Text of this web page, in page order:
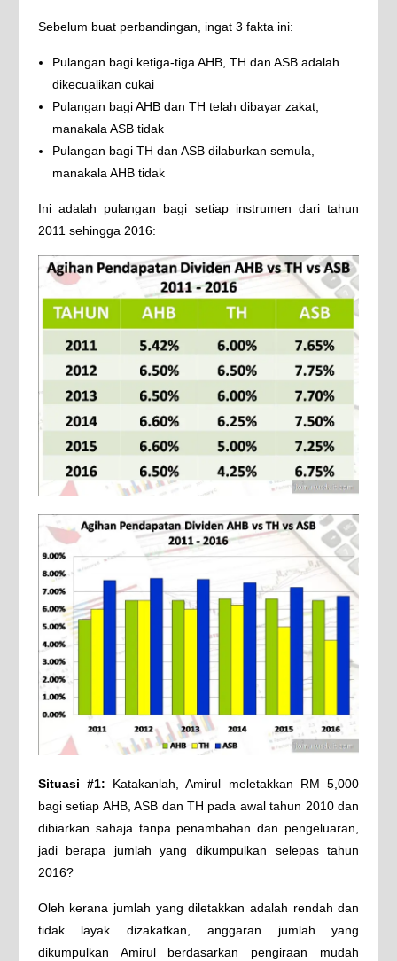
Sebelum buat perbandingan, ingat 3 fakta ini:
Pulangan bagi ketiga-tiga AHB, TH dan ASB adalah
dikecualikan cukai
Pulangan bagi AHB dan TH telah dibayar zakat,
manakala ASB tidak
Pulangan bagi TH dan ASB dilaburkan semula,
manakala AHB tidak
Ini adalah pulangan bagi setiap instrumen dari tahun
2011 sehingga 2016:
Situasi #1: Katakanlah, Amirul meletakkan RM 5,000
bagi setiap AHB, ASB dan TH pada awal tahun 2010 dan
dibiarkan sahaja tanpa penambahan dan pengeluaran,
jadi berapa jumlah yang dikumpulkan selepas tahun
2016?
Oleh kerana jumlah yang diletakkan adalah rendah dan
tidak layak dizakatkan, anggaran jumlah yang
dikumpulkan Amirul berdasarkan pengiraan mudah